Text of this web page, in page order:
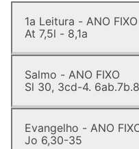
1a Leitura - ANO FIXO
At 7,5l - 8,1a
Salmo - ANO FIXO
Sl 30, 3cd-4.
Evangelho - ANO
Jo 6,30-35